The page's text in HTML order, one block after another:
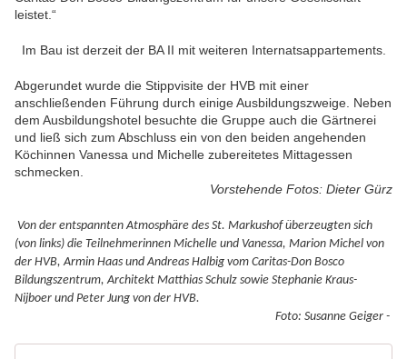
leistet.“
Im Bau ist derzeit der BA II mit weiteren Internatsappartements.
Abgerundet wurde die Stippvisite der HVB mit einer
anschließenden Führung durch einige Ausbildungszweige. Neben
dem Ausbildungshotel besuchte die Gruppe auch die Gärtnerei
und ließ sich zum Abschluss ein von den beiden angehenden
Köchinnen Vanessa und Michelle zubereitetes Mittagessen
schmecken.
Vorstehende Fotos: Dieter Gürz
Von der entspannten Atmosphäre des St. Markushof überzeugten sich
(von links) die Teilnehmerinnen Michelle und Vanessa, Marion Michel von
der HVB, Armin Haas und Andreas Halbig vom Caritas-Don Bosco
Bildungszentrum, Architekt Matthias Schulz sowie Stephanie Kraus-
Nijboer und Peter Jung von der HVB.
Foto: Susanne Geiger -